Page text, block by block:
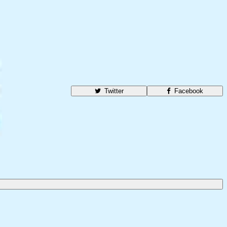
Facebook
Twitter